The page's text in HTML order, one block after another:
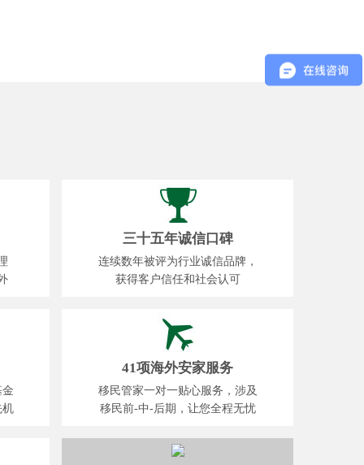
三十五年诚信口碑
连续数年被评为行业诚信品牌，
获得客户信任和社会认可
机
41项海外安家服务
移民管家一对一贴心服务，涉及
移民前-中-后期，让您全程无忧